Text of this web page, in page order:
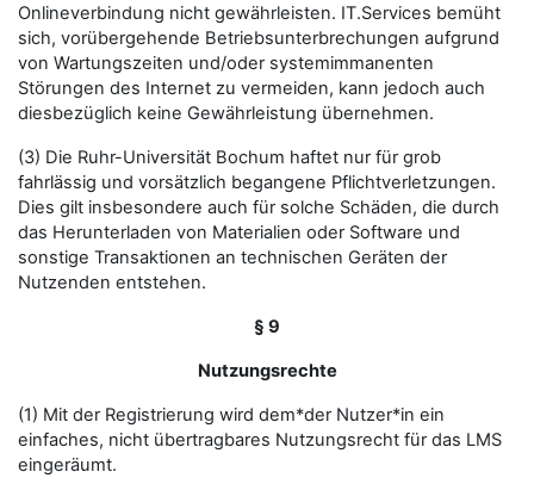
Onlineverbindung nicht gewährleisten. IT.Services bemüht
sich, vorübergehende Betriebsunterbrechungen aufgrund
von Wartungszeiten und/oder systemimmanenten
Störungen des Internet zu vermeiden, kann jedoch auch
diesbezüglich keine Gewährleistung übernehmen.
(3) Die Ruhr-Universität Bochum haftet nur für grob
fahrlässig und vorsätzlich begangene Pflichtverletzungen.
Dies gilt insbesondere auch für solche Schäden, die durch
das Herunterladen von Materialien oder Software und
sonstige Transaktionen an technischen Geräten der
Nutzenden entstehen.
§ 9
Nutzungsrechte
(1) Mit der Registrierung wird dem*der Nutzer*in ein
einfaches, nicht übertragbares Nutzungsrecht für das LMS
eingeräumt.